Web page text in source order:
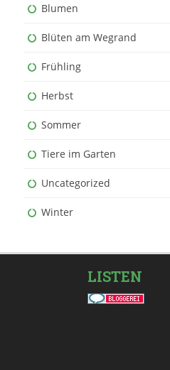
Blumen
Blüten am Wegrand
Frühling
Herbst
Sommer
Tiere im Garten
Uncategorized
Winter
LISTEN